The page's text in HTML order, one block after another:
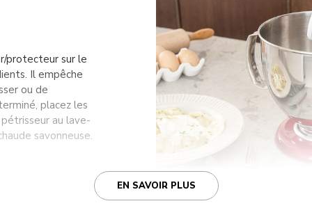
protecteur sur le
Il empêche
ou de
placez les
au lave-
savonneuse.
EN SAVOIR PLUS